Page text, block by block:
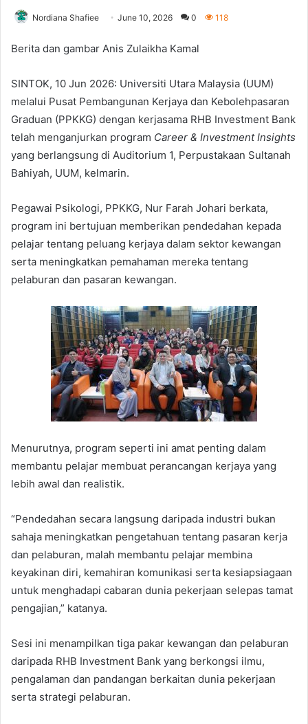
Nordiana Shafiee June 10, 2026 0 118
Berita dan gambar Anis Zulaikha Kamal
SINTOK, 10 Jun 2026: Universiti Utara Malaysia (UUM)
melalui Pusat Pembangunan Kerjaya dan Kebolehpasaran
Graduan (PPKKG) dengan kerjasama RHB Investment Bank
telah menganjurkan program Career & Investment Insights
yang berlangsung di Auditorium 1, Perpustakaan Sultanah
Bahiyah, UUM, kelmarin.
Pegawai Psikologi, PPKKG, Nur Farah Johari berkata,
program ini bertujuan memberikan pendedahan kepada
pelajar tentang peluang kerjaya dalam sektor kewangan
serta meningkatkan pemahaman mereka tentang
pelaburan dan pasaran kewangan.
Menurutnya, program seperti ini amat penting dalam
membantu pelajar membuat perancangan kerjaya yang
lebih awal dan realistik.
“Pendedahan secara langsung daripada industri bukan
sahaja meningkatkan pengetahuan tentang pasaran kerja
dan pelaburan, malah membantu pelajar membina
keyakinan diri, kemahiran komunikasi serta kesiapsiagaan
untuk menghadapi cabaran dunia pekerjaan selepas tamat
pengajian,” katanya.
Sesi ini menampilkan tiga pakar kewangan dan pelaburan
daripada RHB Investment Bank yang berkongsi ilmu,
pengalaman dan pandangan berkaitan dunia pekerjaan
serta strategi pelaburan.